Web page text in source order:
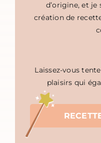
d’origine, et je
création de
Laissez-vous
plaisirs qui